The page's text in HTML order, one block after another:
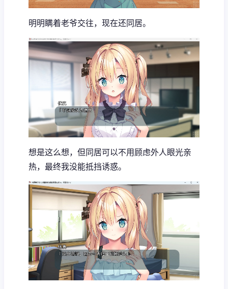
明明瞒着老爷交往，现在还同居。
想是这么想，但同居可以不用顾虑外人眼光亲
热，最终我没能抵挡诱惑。